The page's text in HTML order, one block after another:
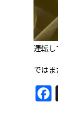
運転し
ではま